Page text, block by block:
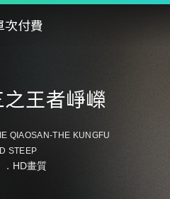
次付費
王者崢嶸
QIAOSAN-THE KUNGFU
STEEP
．HD畫質